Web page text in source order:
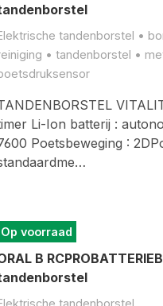
tandenborstel •
• tandenborstel •
Li-Ion batterij :
Poetsbeweging :
Op voorraad
B
tandenborstel